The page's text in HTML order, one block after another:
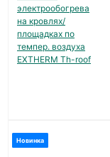
Новинка